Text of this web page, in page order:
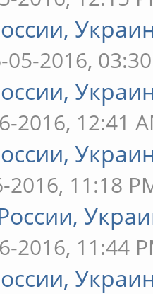
05-2016,
2016, 12:41
2016, 11:18
2016, 11:44